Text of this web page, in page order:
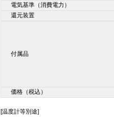
電気基準（消費電力）
還元装置
付属品
価格（税込）
[温度計等別途]